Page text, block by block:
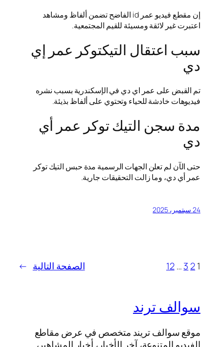
إن مقطع فيديو عمر id الفاضح تضمن ألفاظ ومشاهد
اعتبرت غير لائقة ومسيئة للقيم المجتمعية.
سبب اعتقال التيكتوكر عمر إي
دي
تم القبض على عمر اي دي في الإسكندرية بسبب نشره
فيديوهات خادشة للحياء وتحتوي على ألفاظ بذيئة.
مدة سجن التيك توكر عمر أي
دي
حتى الآن لم تعلن الجهات الرسمية مدة حبس التيك توكر
عمر أي دي، وما زالت التحقيقات جارية.
24 سبتمبر، 2025
1
2
3
…
12 الصفحة التالية →
سوالف ترند
موقع سوالف تريند متخصص في عرض مقاطع
الفيديو المتنوعة، آخر الأخبار، أخبار المشاهير،